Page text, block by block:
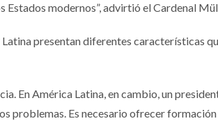
Estados modernos”, advirtió el Cardenal
presentan diferentes características
En América Latina, en cambio, un
problemas. Es necesario ofrecer formación